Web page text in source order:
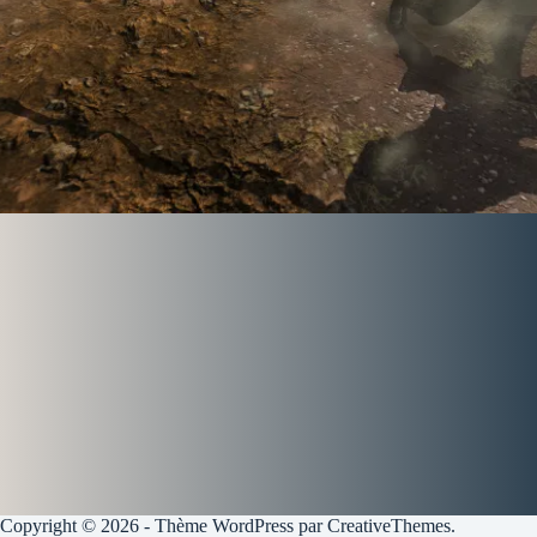
Copyright © 2026 - Thème WordPress parCreativeThemes.